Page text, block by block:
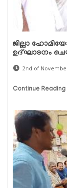
ജില്ലാ
ഉദ്ഘാടനം
2nd of
Continue Reading